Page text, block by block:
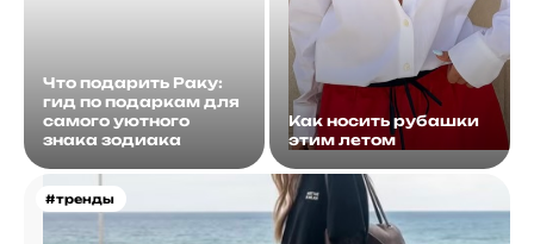
Что подарить Раку:
гид по подаркам для
самого уютного
знака зодиака
Как носить рубашки
этим летом
#тренды